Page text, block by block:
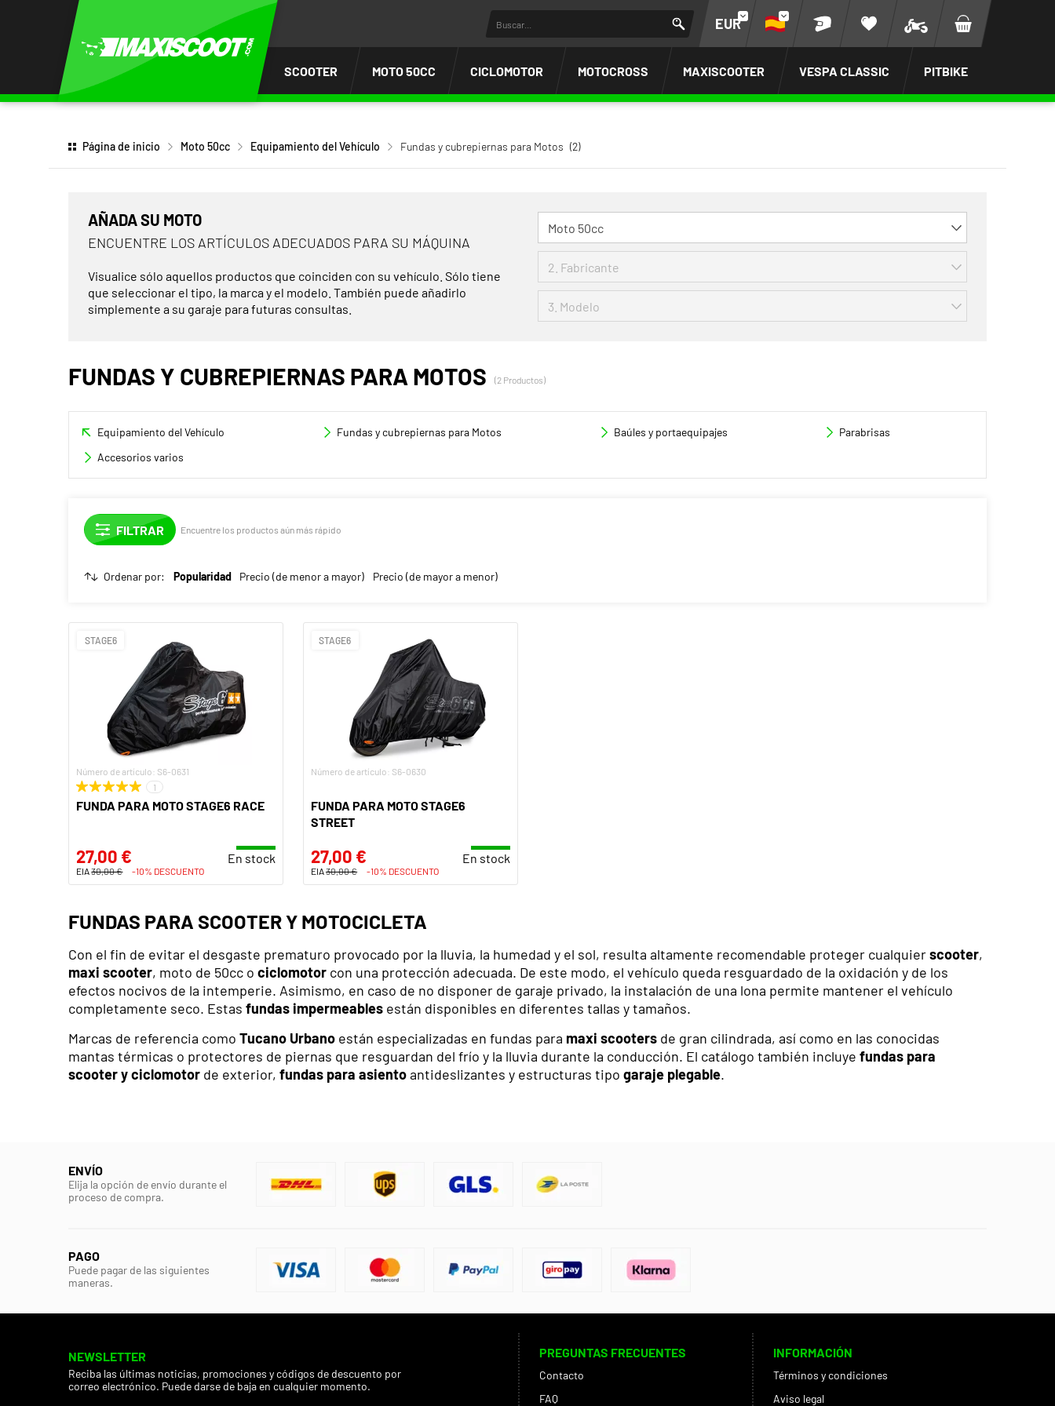
EUR
SCOOTER MOTO 50CC CICLOMOTOR MOTOCROSS MAXISCOOTER VESPA CLASSIC PITBIKE
Página de inicio Moto 50cc Equipamiento del Vehículo Fundas y cubrepiernas para Motos (2)
AÑADA SU MOTO
ENCUENTRE LOS ARTÍCULOS ADECUADOS PARA SU MÁQUINA
Visualice sólo aquellos productos que coinciden con su vehículo. Sólo tiene
que seleccionar el tipo, la marca y el modelo. También puede añadirlo
simplemente a su garaje para futuras consultas.
FUNDAS Y CUBREPIERNAS PARA MOTOS (2 Productos)
Equipamiento del Vehículo Fundas y cubrepiernas para Motos Baúles y portaequipajes
Parabrisas
Accesorios varios
Encuentre los productos aún más rápido
Ordenar por: Popularidad Precio (de menor a mayor) Precio (de mayor a menor)
STAGE6
Número de artículo: S6-0631
1
FUNDA PARA MOTO STAGE6 RACE
27,00 € En stock
EIA30,00 € -10% DESCUENTO
STAGE6
Número de artículo: S6-0630
FUNDA PARA MOTO STAGE6
STREET
27,00 € En stock
EIA30,00 € -10% DESCUENTO
FUNDAS PARA SCOOTER Y MOTOCICLETA
Con el fin de evitar el desgaste prematuro provocado por la lluvia, la humedad y el sol, resulta altamente recomendable proteger cualquierscooter,
maxi scooter, moto de 50cc o ciclomotor con una protección adecuada. De este modo, el vehículo queda resguardado de la oxidación y de los
efectos nocivos de la intemperie. Asimismo, en caso de no disponer de garaje privado, la instalación de una lona permite mantener el vehículo
completamente seco. Estas fundas impermeables están disponibles en diferentes tallas y tamaños.
Marcas de referencia como Tucano Urbano están especializadas en fundas para maxi scooters de gran cilindrada, así como en las conocidas
mantas térmicas o protectores de piernas que resguardan del frío y la lluvia durante la conducción. El catálogo también incluye fundas para
scooter y ciclomotor de exterior, fundas para asientoantideslizantes y estructuras tipo garaje plegable.
ENVÍO
Elija la opción de envío durante el
proceso de compra.
PAGO
Puede pagar de las siguientes
maneras.
NEWSLETTER
Reciba las últimas noticias, promociones y códigos de descuento por
correo electrónico. Puede darse de baja en cualquier momento.
PREGUNTAS FRECUENTES
Contacto
FAQ
INFORMACIÓN
Términos y condiciones
Aviso legal